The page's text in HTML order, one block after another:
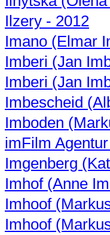
Ilzery - 2012
Imano (Elmar
Imberi (Jan
Imberi (Jan
Imbescheid
Imboden
imFilm
Imgenberg
Imhof (Anne
Imhoof
Imhoof